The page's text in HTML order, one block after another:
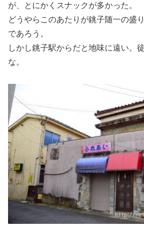
が、とにかくスナックが多かった。
どうやらこのあたりが銚子随一の盛
であろう。
しかし銚子駅からだと地味に遠い。
な。